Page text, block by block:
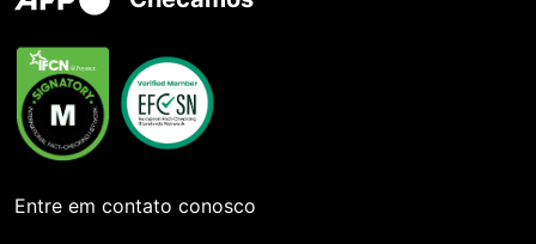
Entre em contato conosco